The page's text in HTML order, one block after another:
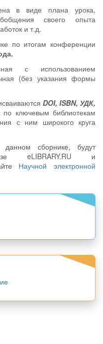
в виде плана урока,
своего опыта
и т.д.
по итогам конференции
с использованием
(без указания формы
DOI, ISBN, УДК,
по ключевым библиотекам
с ним широкого круга
сборнике, будут
eLIBRARY.RU и
Научной электронной